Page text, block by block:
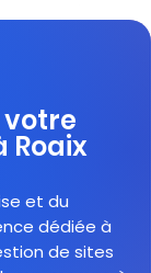
Roaix
et du
dédiée à
de sites